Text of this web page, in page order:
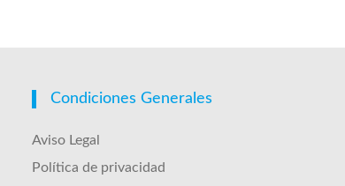
Condiciones Generales
Aviso Legal
Política de privacidad